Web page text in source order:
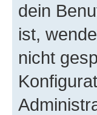
dein
ist,
nicht